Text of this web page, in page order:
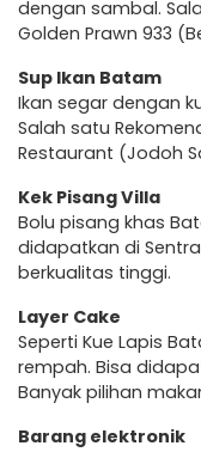
dengan sambal.
Golden Prawn 933
Sup Ikan Batam
Ikan segar dengan
Salah satu
Restaurant (Jodoh
Kek Pisang Villa
Bolu pisang khas
didapatkan di
berkualitas tinggi.
Layer Cake
Seperti Kue Lapis
rempah. Bisa
Banyak pilihan
Barang elektronik